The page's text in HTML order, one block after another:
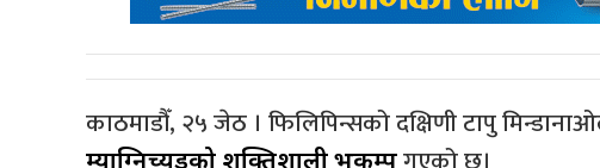
काठमाडौँ, २५ जेठ । फिलिपिन्सको दक्षिणी टापु
म्याग्निच्युडको शक्तिशाली भूकम्प